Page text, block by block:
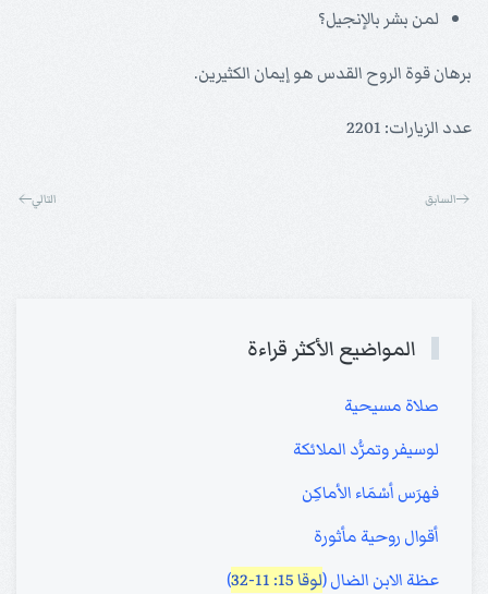
لمن بشر بالإنجيل؟
برهان قوة الروح القدس هو إيمان الكثيرين.
عدد الزيارات: 2201
السابق التالي
المواضيع الأكثر قراءة
صلاة مسيحية
لوسيفر وتمرُّد الملائكة
فهرَس أسْمَاء الأماكِن
أقوال روحية مأثورة
عظة الابن الضال (لوقا 15: 11-32 )